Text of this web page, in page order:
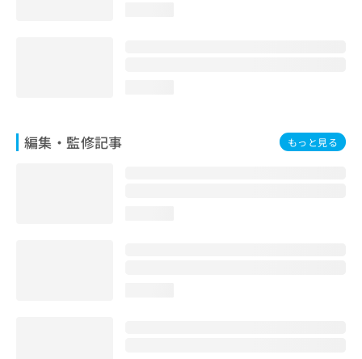
編集・監修記事 もっと見る